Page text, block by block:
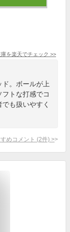
を楽天でチェック >>
。ボールが上
トな打感でコ
も扱いやすく
めコメント (2件) >